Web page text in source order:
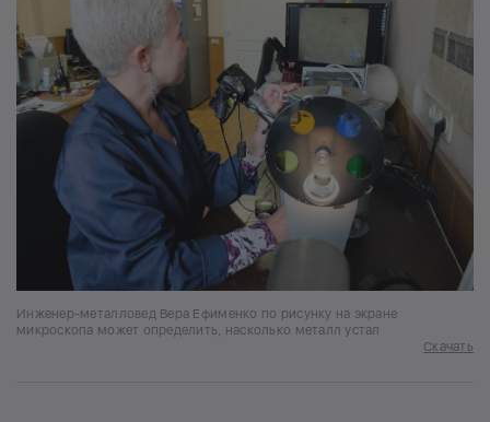
Инженер-металловед Вера Ефименко по рисунку на экране
микроскопа может определить, насколько металл устал
Скачать